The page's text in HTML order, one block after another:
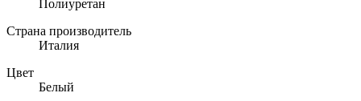
Полиуретан
Страна производитель
Италия
Цвет
Белый